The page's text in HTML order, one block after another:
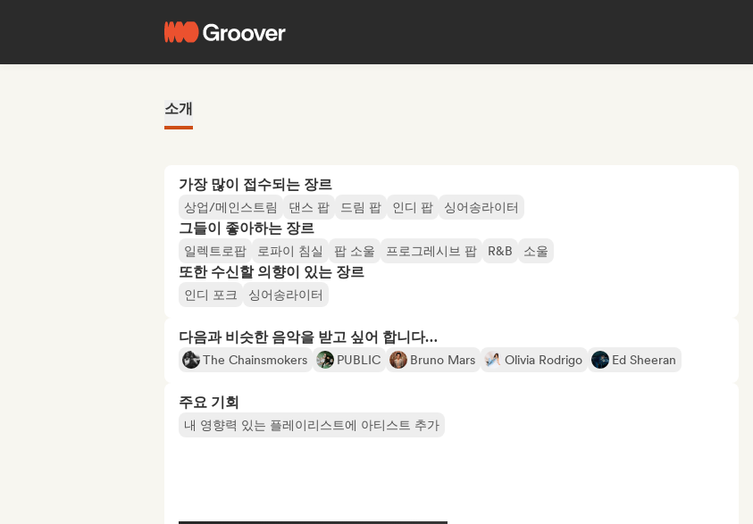
소개
가장 많이 접수되는 장르
상업/메인스트림 댄스 팝 드림 팝 인디 팝 싱어송라이터
그들이 좋아하는 장르
일렉트로팝 로파이 침실 팝 소울 프로그레시브 팝 R&B 소울
또한 수신할 의향이 있는 장르
인디 포크 싱어송라이터
다음과 비슷한 음악을 받고 싶어 합니다…
The Chainsmokers PUBLIC Bruno Mars Olivia Rodrigo Ed Sheeran
주요 기회
내 영향력 있는 플레이리스트에 아티스트 추가